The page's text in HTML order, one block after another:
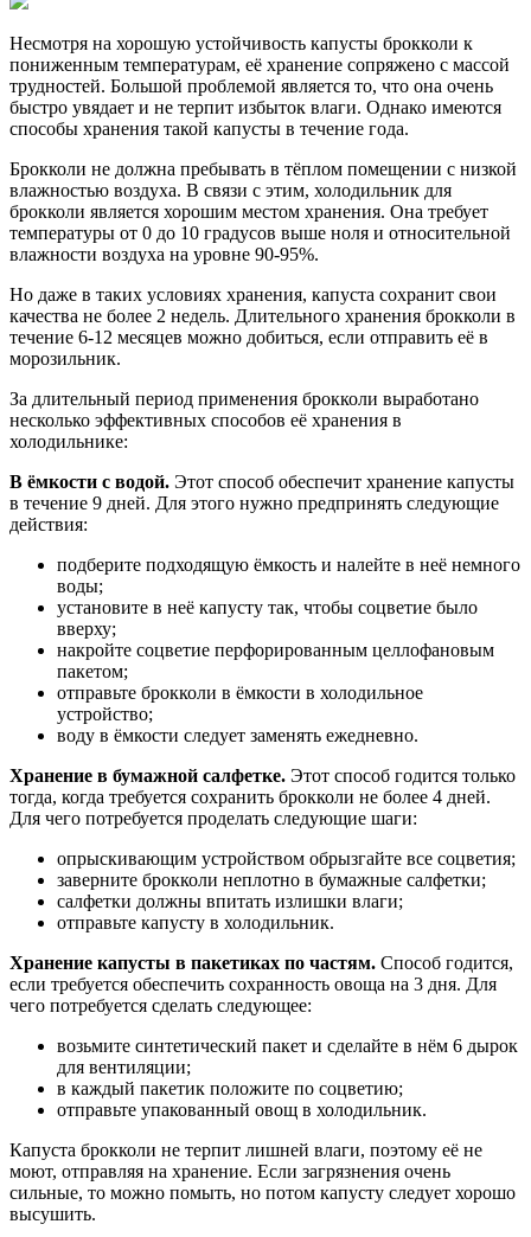
Несмотря на хорошую устойчивость капусты брокколи к
пониженным температурам, её хранение сопряжено с массой
трудностей. Большой проблемой является то, что она очень
быстро увядает и не терпит избыток влаги. Однако имеются
способы хранения такой капусты в течение года.
Брокколи не должна пребывать в тёплом помещении с низкой
влажностью воздуха. В связи с этим, холодильник для
брокколи является хорошим местом хранения. Она требует
температуры от 0 до 10 градусов выше ноля и относительной
влажности воздуха на уровне 90-95%.
Но даже в таких условиях хранения, капуста сохранит свои
качества не более 2 недель. Длительного хранения брокколи в
течение 6-12 месяцев можно добиться, если отправить её в
морозильник.
За длительный период применения брокколи выработано
несколько эффективных способов её хранения в
холодильнике:
В ёмкости с водой. Этот способ обеспечит хранение капусты
в течение 9 дней. Для этого нужно предпринять следующие
действия:
подберите подходящую ёмкость и налейте в неё немного
воды;
установите в неё капусту так, чтобы соцветие было
вверху;
накройте соцветие перфорированным целлофановым
пакетом;
отправьте брокколи в ёмкости в холодильное
устройство;
воду в ёмкости следует заменять ежедневно.
Хранение в бумажной салфетке. Этот способ годится только
тогда, когда требуется сохранить брокколи не более 4 дней.
Для чего потребуется проделать следующие шаги:
опрыскивающим устройством обрызгайте все соцветия;
заверните брокколи неплотно в бумажные салфетки;
салфетки должны впитать излишки влаги;
отправьте капусту в холодильник.
Хранение капусты в пакетиках по частям. Способ годится,
если требуется обеспечить сохранность овоща на 3 дня. Для
чего потребуется сделать следующее:
возьмите синтетический пакет и сделайте в нём 6 дырок
для вентиляции;
в каждый пакетик положите по соцветию;
отправьте упакованный овощ в холодильник.
Капуста брокколи не терпит лишней влаги, поэтому её не
моют, отправляя на хранение. Если загрязнения очень
сильные, то можно помыть, но потом капусту следует хорошо
высушить.